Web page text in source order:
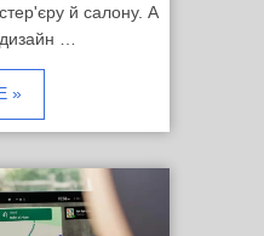
й салону. А
…
»